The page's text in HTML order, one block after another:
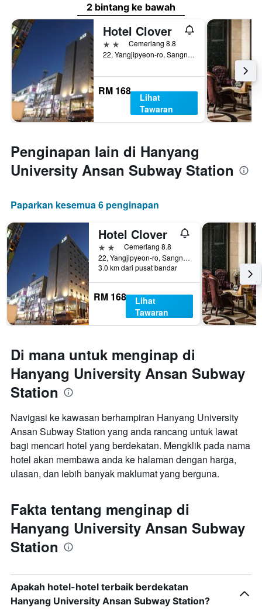
2 bintang ke bawah
Hotel Clover
2 bintangCemerlang 8.8
22, Yangjipyeon-ro, Sangnok-gu, Ansan, Korea Selatan
RM 168
Lihat
Tawaran
Penginapan lain di Hanyang
University Ansan Subway Station
Paparkan kesemua 6 penginapan
Hotel Clover
2 bintangCemerlang 8.8
22, Yangjipyeon-ro, Sangnok-gu, Ansan, Korea Selatan
3.0 km dari pusat bandar
RM 168
Lihat
Tawaran
Di mana untuk menginap di
Hanyang University Ansan Subway
Station
Navigasi ke kawasan berhampiran Hanyang University
Ansan Subway Station yang anda rancang untuk lawat
bagi mencari hotel yang berdekatan. Mengklik pada nama
hotel akan membawa anda ke halaman dengan harga,
ulasan, dan lebih banyak maklumat yang berguna.
Fakta tentang menginap di
Hanyang University Ansan Subway
Station
Apakah hotel-hotel terbaik berdekatan
Hanyang University Ansan Subway Station?